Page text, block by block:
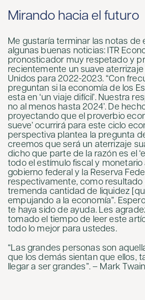
Mirando hacia el futuro
Me gustaría terminar las notas de
algunas buenas noticias: ITR
pronosticador muy respetado y
recientemente un suave
Unidos para 2022-2023. “Con
preguntan si la economía de los
esta en ‘un viaje difícil’. Nuestra
no al menos hasta 2024’. De
proyectando que el proverbio
sueve’ ocurrirá para este ciclo
perspectiva plantea la pregunta
creemos que será un aterrizaje
dicho que parte de la razón es el
todo el estímulo fiscal y monetario
gobierno federal y la Reserva
respectivamente, como resultado
tremenda cantidad de liquidez
empujando a la economía”.
te haya sido de ayuda. Les
tomado el tiempo de leer este
todo lo mejor para ustedes.
“Las grandes personas son
que los demás sientan que ellos,
llegar a ser grandes”. – Mark Twain